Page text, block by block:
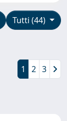
Tutti (44)
1 2 3